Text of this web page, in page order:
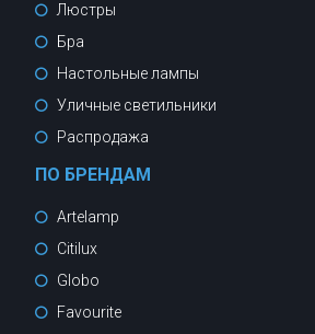
Люстры
Бра
Настольные лампы
Уличные светильники
Распродажа
ПО БРЕНДАМ
Artelamp
Citilux
Globo
Favourite